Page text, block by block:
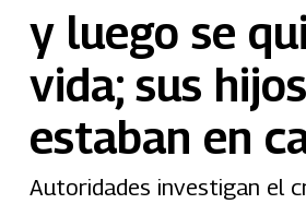
y luego se
vida; sus hijos
estaban en
Autoridades investigan el